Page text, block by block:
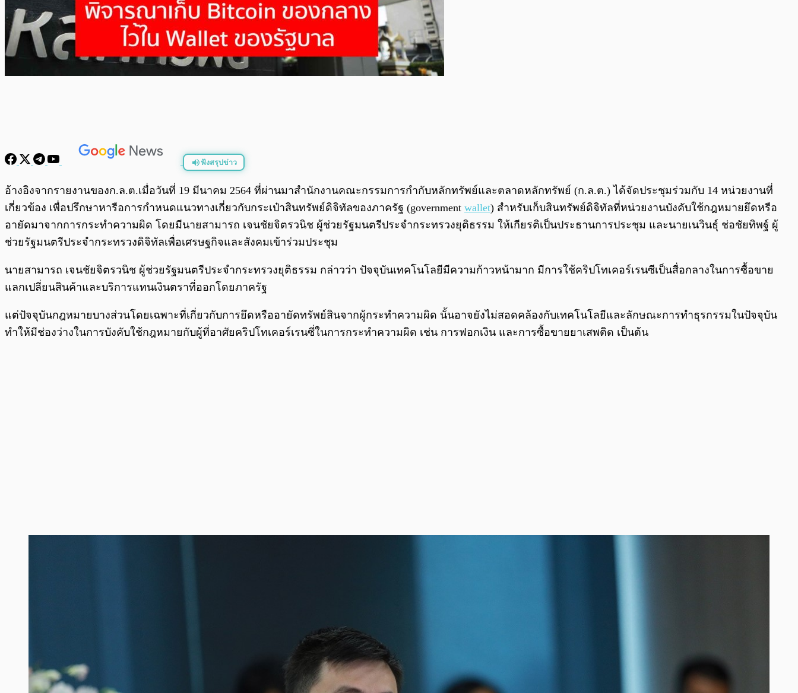
ฟังสรุปข่าว
0:00 /
อ้างอิงจากรายงานของก.ล.ต.เมื่อวันที่ 19 มีนาคม 2564 ที่ผ่านมาสำนักงานคณะกรรมการกำกับหลักทรัพย์และตลาดหลักทรัพย์ (ก.ล.ต.) ได้จัดประชุมร่วมกับ 14 หน่วยงานที่
เกี่ยวข้อง เพื่อปรึกษาหารือการกำหนดแนวทางเกี่ยวกับกระเป๋าสินทรัพย์ดิจิทัลของภาครัฐ (government wallet) สำหรับเก็บสินทรัพย์ดิจิทัลที่หน่วยงานบังคับใช้กฎหมายยึดหรือ
อายัดมาจากการกระทำความผิด โดยมีนายสามารถ เจนชัยจิตรวนิช ผู้ช่วยรัฐมนตรีประจำกระทรวงยุติธรรม ให้เกียรติเป็นประธานการประชุม และนายเนวินธุ์ ช่อชัยทิพฐ์ ผู้
ช่วยรัฐมนตรีประจำกระทรวงดิจิทัลเพื่อเศรษฐกิจและสังคมเข้าร่วมประชุม
นายสามารถ เจนชัยจิตรวนิช ผู้ช่วยรัฐมนตรีประจำกระทรวงยุติธรรม กล่าวว่า ปัจจุบันเทคโนโลยีมีความก้าวหน้ามาก มีการใช้คริปโทเคอร์เรนซีเป็นสื่อกลางในการซื้อขาย
แลกเปลี่ยนสินค้าและบริการแทนเงินตราที่ออกโดยภาครัฐ
แต่ปัจจุบันกฎหมายบางส่วนโดยเฉพาะที่เกี่ยวกับการยึดหรืออายัดทรัพย์สินจากผู้กระทำความผิด นั้นอาจยังไม่สอดคล้องกับเทคโนโลยีและลักษณะการทำธุรกรรมในปัจจุบัน
ทำให้มีช่องว่างในการบังคับใช้กฎหมายกับผู้ที่อาศัยคริปโทเคอร์เรนซี่ในการกระทำความผิด เช่น การฟอกเงิน และการซื้อขายยาเสพติด เป็นต้น